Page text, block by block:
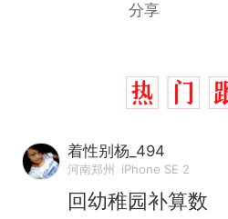
分享
着性别杨_494
河南郑州 iPhone SE 2
回幼稚园补算数